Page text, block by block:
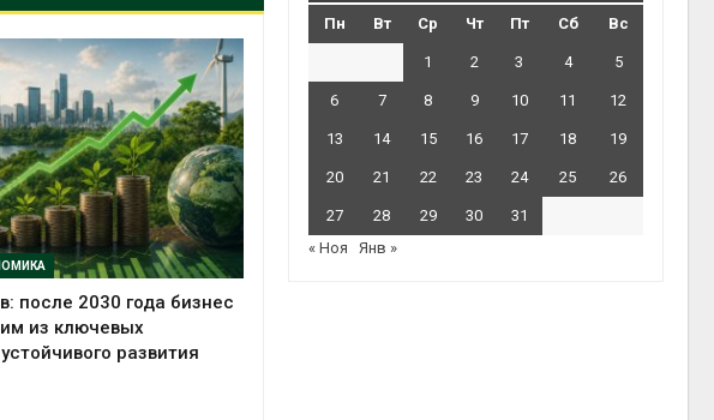
после 2030 года бизнес
из ключевых
развития
Пн Вт Ср Чт Пт Сб Вс
1 2 3 4 5
6 7 8 9 10 11 12
13 14 15 16 17 18 19
20 21 22 23 24 25 26
27 28 29 30
31
« Ноя
Янв »